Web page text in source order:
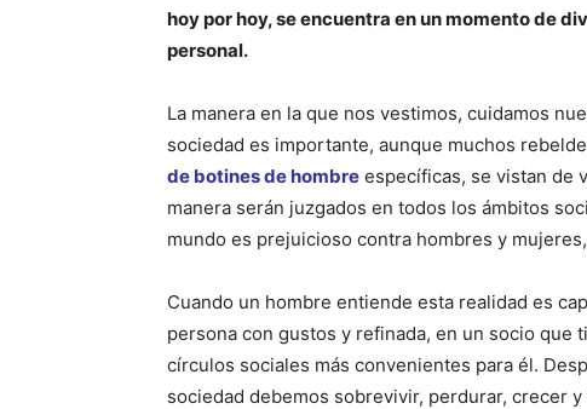
hoy por hoy, se encuentra en un momento de
personal.
La manera en la que nos vestimos, cuidamos
sociedad es importante, aunque muchos
de botines de hombre específicas, se vistan de
manera serán juzgados en todos los ámbitos
mundo es prejuicioso contra hombres y
Cuando un hombre entiende esta realidad es
persona con gustos y refinada, en un socio que
círculos sociales más convenientes para él.
sociedad debemos sobrevivir, perdurar, crecer